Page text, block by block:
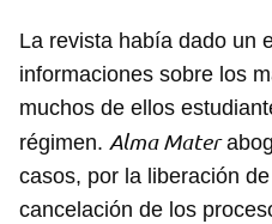
La revista había dado un
informaciones sobre los
muchos de ellos
régimen. Alma Mater
casos, por la liberación
cancelación de los